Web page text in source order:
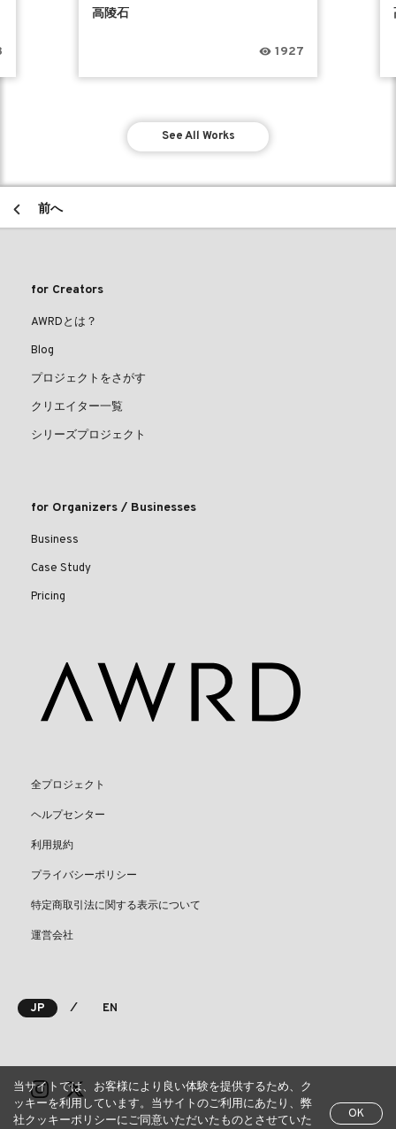
高陵石
1927
See All Works
前へ
for Creators
AWRDとは？
Blog
プロジェクトをさがす
クリエイター一覧
シリーズプロジェクト
for Organizers / Businesses
Business
Case Study
Pricing
全プロジェクト
ヘルプセンター
利用規約
プライバシーポリシー
特定商取引法に関する表示について
運営会社
JP ⁄ EN
当サイトでは、お客様により良い体験を提供するため、ク
ッキーを利用しています。当サイトのご利用にあたり、弊
社クッキーポリシーにご同意いただいたものとさせていた
OK